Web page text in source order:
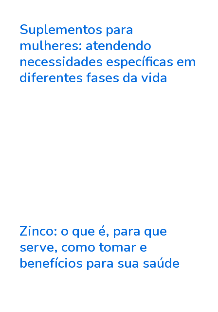
Suplementos para
mulheres: atendendo
necessidades específicas em
diferentes fases da vida
Zinco: o que é, para que
serve, como tomar e
benefícios para sua saúde